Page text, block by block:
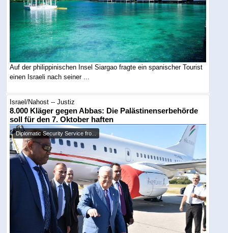
Auf der philippinischen Insel Siargao fragte ein spanischer Tourist
einen Israeli nach seiner ...
Israel/Nahost -- Justiz
8.000 Kläger gegen Abbas: Die Palästinenserbehörde
soll für den 7. Oktober haften
Diplomatic Security Service fro...